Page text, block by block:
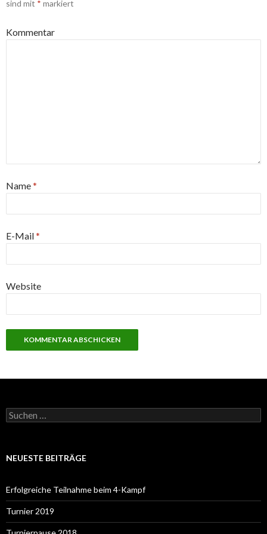
sind mit * markiert
Kommentar
Name*
E-Mail*
Website
S
u
e
c
h
:
NEUESTE BEITRÄGE
Erfolgreiche Teilnahme beim 4-Kampf
Turnier 2019